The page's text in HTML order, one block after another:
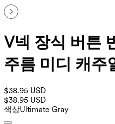
V넥 장식 버튼
주름 미디 캐주
$38.95 USD
$38.95 USD
색상Ultimate Gray